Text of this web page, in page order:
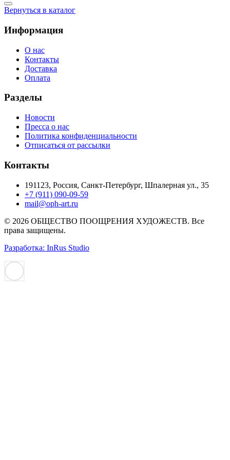
Вернуться в каталог
Информация
О нас
Контакты
Доставка
Оплата
Разделы
Новости
Пресса о нас
Политика конфиденциальности
Отписаться от рассылки
Контакты
191123, Россия, Санкт-Петербург, Шпалерная ул., 35
+7 (911) 090-09-59
mail@oph-art.ru
© 2026 ОБЩЕСТВО ПООЩРЕНИЯ ХУДОЖЕСТВ. Все
права защищены.
Разработка: InRus Studio